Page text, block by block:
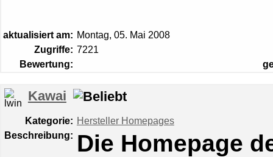
aktualisiert am: Montag, 05. Mai 2008
Zugriffe: 7221
Bewertung:
Kawai
Kategorie: Hersteller Homepages
Beschreibung: Die Homepage